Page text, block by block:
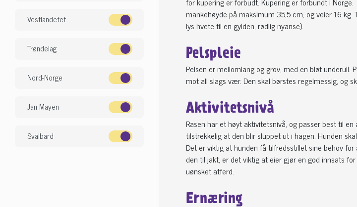
Vestlandetet
Trøndelag
Nord-Norge
Jan Mayen
Svalbard
mankehøyde på maksimum 35,5 cm, og veier 16
lys hvete til en gylden, rødlig nyanse).
Pelspleie
Pelsen er mellomlang og grov, med en bløt
mot all slags vær. Den skal børstes regelmessig, og
Aktivitetsnivå
Rasen har et høyt aktivitetsnivå, og passer best til
tilstrekkelig at den blir sluppet ut i hagen. Hunden
Det er viktig at hunden få tilfredsstillet sine behov
den til jakt, er det viktig at eier gjør en god innsats
uønsket atferd.
Ernæring